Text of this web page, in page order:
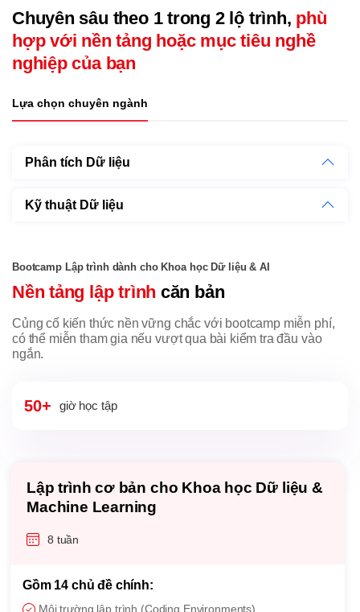
Chuyên sâu theo 1 trong 2 lộ trình, phù
hợp với nền tảng hoặc mục tiêu nghề
nghiệp của bạn
Lựa chọn chuyên ngành
Phân tích Dữ liệu
Kỹ thuật Dữ liệu
Bootcamp Lập trình dành cho Khoa học Dữ liệu & AI
Nền tảng lập trình căn bản
Củng cố kiến thức nền vững chắc với bootcamp miễn phí,
có thể miễn tham gia nếu vượt qua bài kiểm tra đầu vào
ngắn.
50+ giờ học tập
Lập trình cơ bản cho Khoa học Dữ liệu &
Machine Learning
8 tuần
Gồm 14 chủ đề chính:
Môi trường lập trình (Coding Environments)